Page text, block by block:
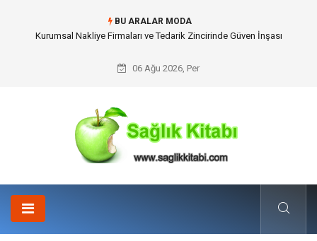
BU ARALAR MODA
Kurumsal Nakliye Firmaları ve Tedarik Zincirinde Güven İnşası
06 Ağu 2026, Per